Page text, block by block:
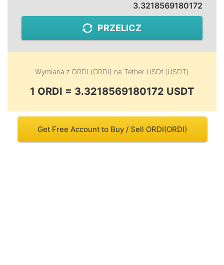
3.3218569180172
PRZELICZ
Wymiana z ORDI (ORDI) na Tether USDt (USDT)
1 ORDI = 3.3218569180172 USDT
Get Free Account to Buy / Sell ORDI(ORDI)